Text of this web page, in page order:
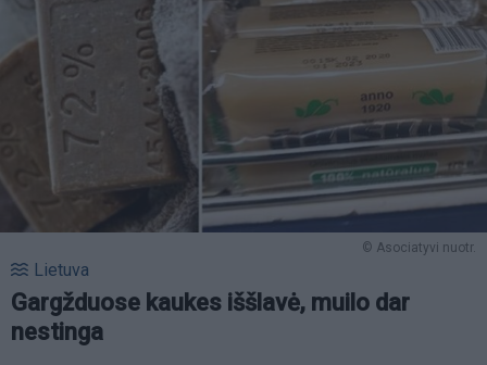
© Asociatyvi nuotr.
Lietuva
Gargžduose kaukes iššlavė, muilo dar
nestinga